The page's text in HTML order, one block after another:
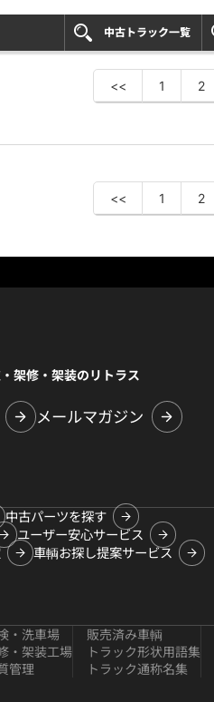
中古トラック一覧
<< 1 2
<< 1 2
架修・架装のリトラス
メールマガジン
中古パーツを探す
ユーザー安心サービス
車輌お探し提案サービス
・洗車場
・架装工場
管理
販売済み車輌
トラック形状用語集
トラック通称名集